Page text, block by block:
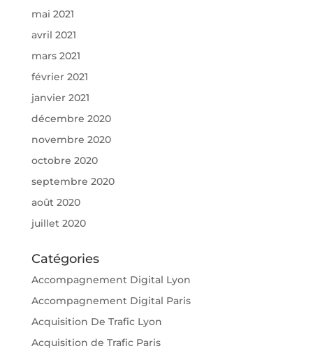
mai 2021
avril 2021
mars 2021
février 2021
janvier 2021
décembre 2020
novembre 2020
octobre 2020
septembre 2020
août 2020
juillet 2020
Catégories
Accompagnement Digital Lyon
Accompagnement Digital Paris
Acquisition De Trafic Lyon
Acquisition de Trafic Paris